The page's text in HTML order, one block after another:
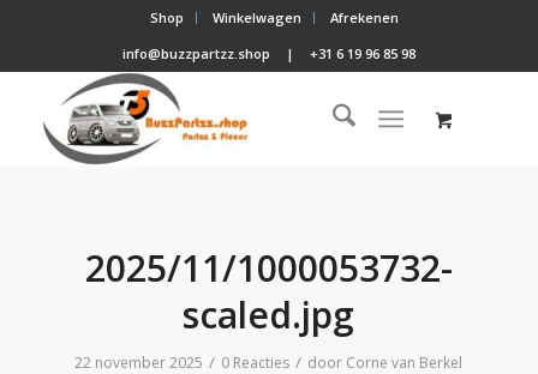
Shop Winkelwagen
Afrekenen
info@buzzpartzz.shop
| +31 6 19 96 85 98
2025/11/1000053732-
scaled.jpg
22 november 2025 / 0 Reacties / door Corne van Berkel